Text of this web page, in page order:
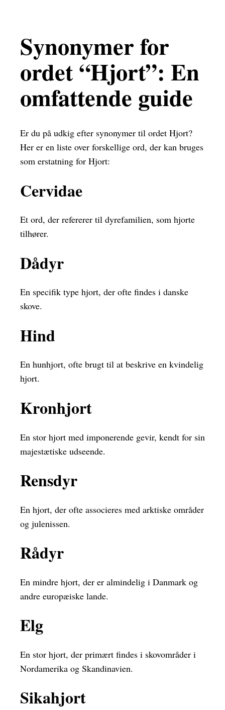
Synonymer for
ordet “Hjort”: En
omfattende guide
Er du på udkig efter synonymer til ordet Hjort?
Her er en liste over forskellige ord, der kan bruges
som erstatning for Hjort:
Cervidae
Et ord, der refererer til dyrefamilien, som hjorte
tilhører.
Dådyr
En specifik type hjort, der ofte findes i danske
skove.
Hind
En hunhjort, ofte brugt til at beskrive en kvindelig
hjort.
Kronhjort
En stor hjort med imponerende gevir, kendt for sin
majestætiske udseende.
Rensdyr
En hjort, der ofte associeres med arktiske områder
og julenissen.
Rådyr
En mindre hjort, der er almindelig i Danmark og
andre europæiske lande.
Elg
En stor hjort, der primært findes i skovområder i
Nordamerika og Skandinavien.
Sikahjort